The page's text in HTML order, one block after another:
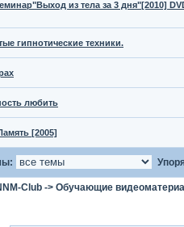
из тела за 3 дня"[2010]
гипнотические техники.
любить
[2005]
Club -> Обучающие